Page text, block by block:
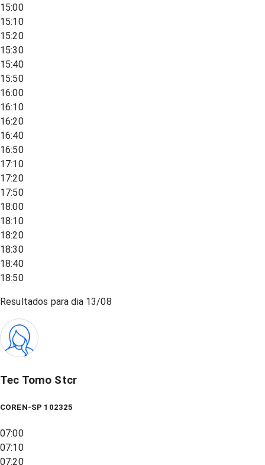
15:00
15:10
15:20
15:30
15:40
15:50
16:00
16:10
16:20
16:40
16:50
17:10
17:20
17:50
18:00
18:10
18:20
18:30
18:40
18:50
Resultados para dia 13/08
Tec Tomo Stcr
COREN-SP 102325
07:00
07:10
07:20